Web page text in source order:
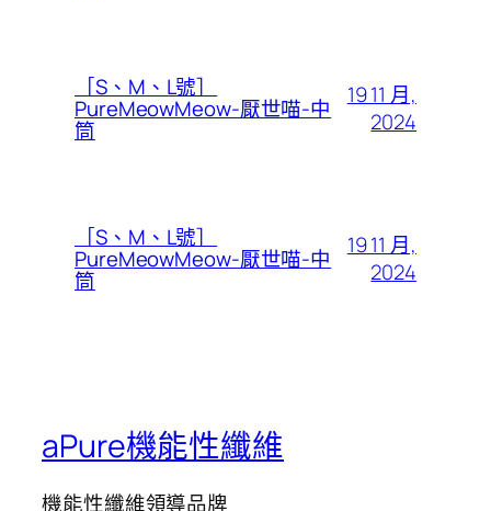
［S、M、L號］
PureMeowMeow-厭世喵-中
筒
19 11 月,
2024
［S、M、L號］
PureMeowMeow-厭世喵-中
筒
19 11 月,
2024
aPure機能性纖維
機能性纖維領導品牌